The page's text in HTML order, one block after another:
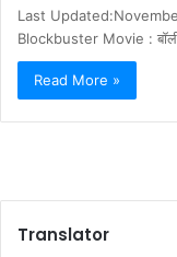
Last
Blockbuster Movie :
Read More »
Translator